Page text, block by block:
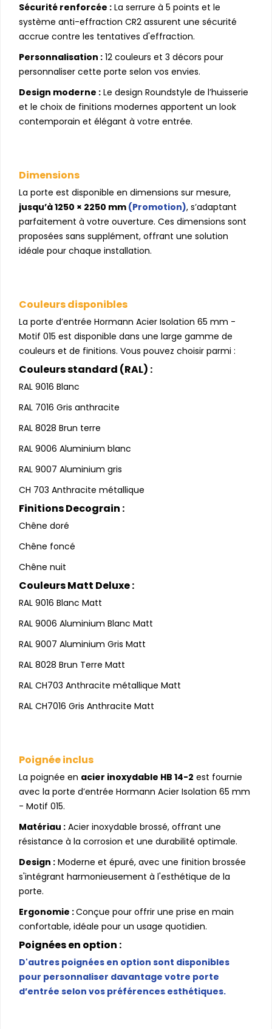
Sécurité renforcée : La serrure à 5 points et le
système anti-effraction CR2 assurent une sécurité
accrue contre les tentatives d'effraction.
Personnalisation : 12 couleurs et 3 décors pour
personnaliser cette porte selon vos envies.
Design moderne : Le design Roundstyle de l’huisserie
et le choix de finitions modernes apportent un look
contemporain et élégant à votre entrée.
Dimensions
La porte est disponible en dimensions sur mesure,
jusqu’à 1250 × 2250 mm (Promotion), s’adaptant
parfaitement à votre ouverture. Ces dimensions sont
proposées sans supplément, offrant une solution
idéale pour chaque installation.
Couleurs disponibles
La porte d’entrée Hormann Acier Isolation 65 mm -
Motif 015 est disponible dans une large gamme de
couleurs et de finitions. Vous pouvez choisir parmi :
Couleurs standard (RAL) :
RAL 9016 Blanc
RAL 7016 Gris anthracite
RAL 8028 Brun terre
RAL 9006 Aluminium blanc
RAL 9007 Aluminium gris
CH 703 Anthracite métallique
Finitions Decograin :
Chêne doré
Chêne foncé
Chêne nuit
Couleurs Matt Deluxe :
RAL 9016 Blanc Matt
RAL 9006 Aluminium Blanc Matt
RAL 9007 Aluminium Gris Matt
RAL 8028 Brun Terre Matt
RAL CH703 Anthracite métallique Matt
RAL CH7016 Gris Anthracite Matt
Poignée inclus
La poignée en acier inoxydable HB 14-2 est fournie
avec la porte d’entrée Hormann Acier Isolation 65 mm
- Motif 015.
Matériau : Acier inoxydable brossé, offrant une
résistance à la corrosion et une durabilité optimale.
Design : Moderne et épuré, avec une finition brossée
s'intégrant harmonieusement à l'esthétique de la
porte.
Ergonomie :Conçue pour offrir une prise en main
confortable, idéale pour un usage quotidien.
Poignées en option :
D'autres poignées en option sont disponibles
pour personnaliser davantage votre porte
d’entrée selon vos préférences esthétiques.